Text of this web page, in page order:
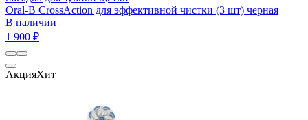
Oral-B CrossAction для эффективной чистки (3 шт) черная
В наличии
1 900 ₽
АкцияХит